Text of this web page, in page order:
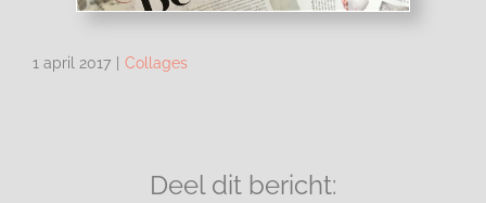
1 april 2017 Collages
Deel dit bericht: